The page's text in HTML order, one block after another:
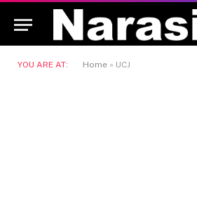
YOU ARE AT: Home » UCJ